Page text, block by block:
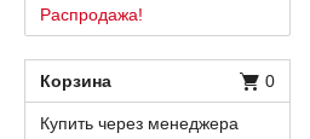
Распродажа!
Корзина 0
Купить через менеджера